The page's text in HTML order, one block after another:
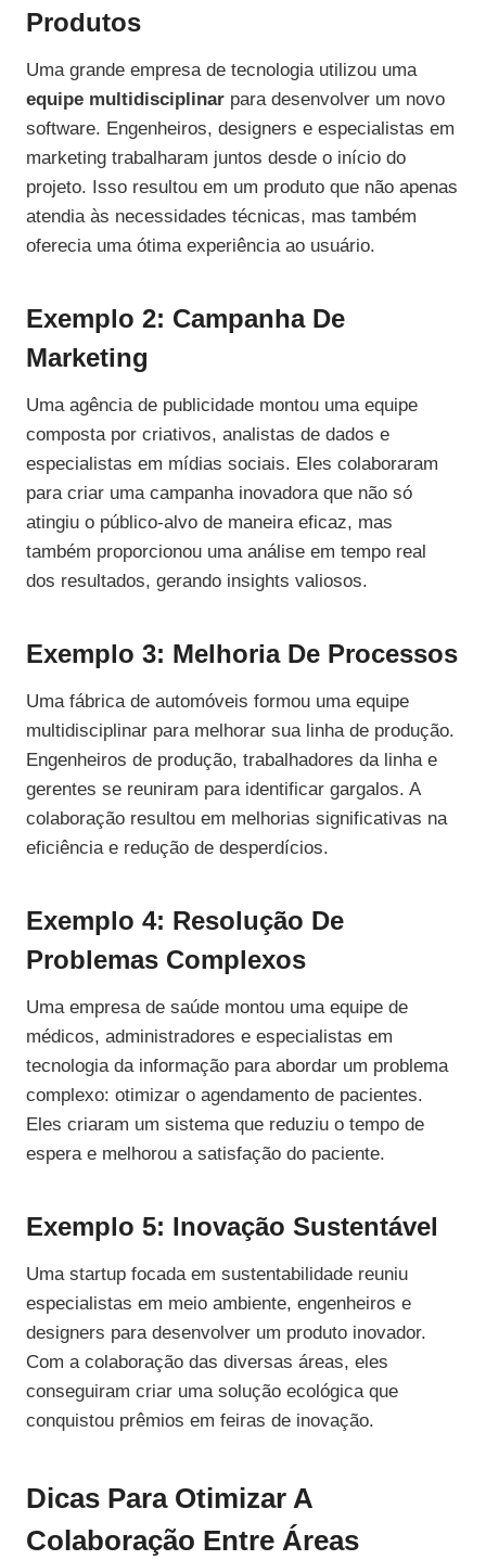
Produtos
Uma grande empresa de tecnologia utilizou uma
equipe multidisciplinar para desenvolver um novo
software. Engenheiros, designers e especialistas em
marketing trabalharam juntos desde o início do
projeto. Isso resultou em um produto que não apenas
atendia às necessidades técnicas, mas também
oferecia uma ótima experiência ao usuário.
Exemplo 2: Campanha De
Marketing
Uma agência de publicidade montou uma equipe
composta por criativos, analistas de dados e
especialistas em mídias sociais. Eles colaboraram
para criar uma campanha inovadora que não só
atingiu o público-alvo de maneira eficaz, mas
também proporcionou uma análise em tempo real
dos resultados, gerando insights valiosos.
Exemplo 3: Melhoria De Processos
Uma fábrica de automóveis formou uma equipe
multidisciplinar para melhorar sua linha de produção.
Engenheiros de produção, trabalhadores da linha e
gerentes se reuniram para identificar gargalos. A
colaboração resultou em melhorias significativas na
eficiência e redução de desperdícios.
Exemplo 4: Resolução De
Problemas Complexos
Uma empresa de saúde montou uma equipe de
médicos, administradores e especialistas em
tecnologia da informação para abordar um problema
complexo: otimizar o agendamento de pacientes.
Eles criaram um sistema que reduziu o tempo de
espera e melhorou a satisfação do paciente.
Exemplo 5: Inovação Sustentável
Uma startup focada em sustentabilidade reuniu
especialistas em meio ambiente, engenheiros e
designers para desenvolver um produto inovador.
Com a colaboração das diversas áreas, eles
conseguiram criar uma solução ecológica que
conquistou prêmios em feiras de inovação.
Dicas Para Otimizar A
Colaboração Entre Áreas